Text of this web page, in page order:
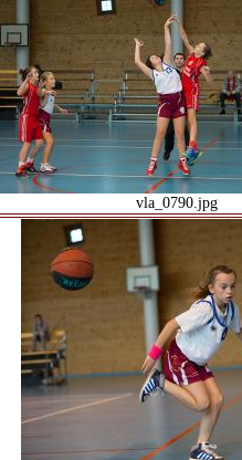
vla_0790.jpg